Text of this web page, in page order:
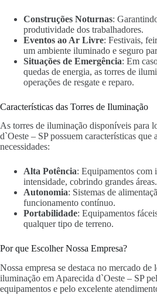
Construções Noturnas:
produtividade dos trabalhadores.
Eventos ao Ar Livre: Festivais,
um ambiente iluminado e seguro
Situações de Emergência: Em
quedas de energia, as torres de
operações de resgate e reparo.
Características das Torres de Iluminação
As torres de iluminação disponíveis para
d`Oeste – SP possuem características que
necessidades:
Alta Potência: Equipamentos com
intensidade, cobrindo grandes áreas.
Autonomia: Sistemas de
funcionamento contínuo.
Portabilidade: Equipamentos
qualquer tipo de terreno.
Por que Escolher Nossa Empresa?
Nossa empresa se destaca no mercado de
iluminação em Aparecida d`Oeste – SP
equipamentos e pelo excelente